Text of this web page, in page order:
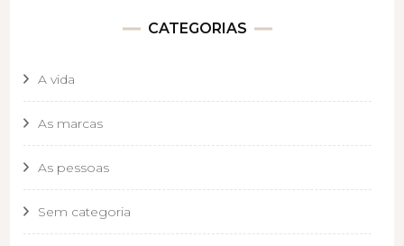
CATEGORIAS
A vida
As marcas
As pessoas
Sem categoria